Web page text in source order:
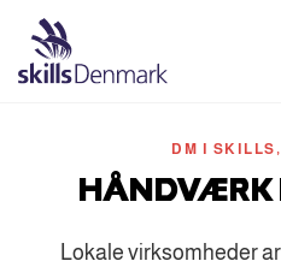
DM I SKILLS ,
HÅNDVÆRK
Lokale virksomheder